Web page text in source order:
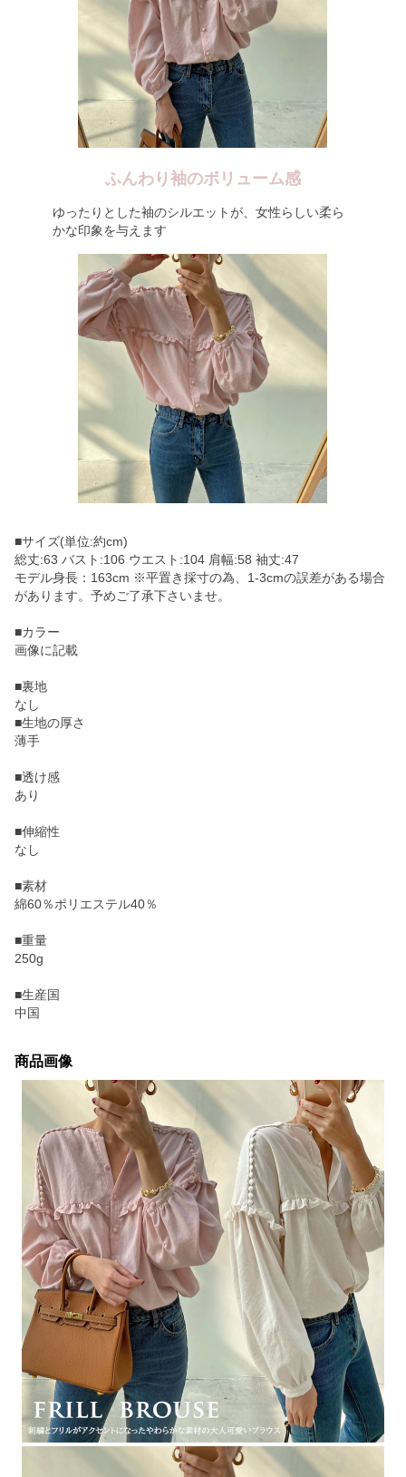
ふんわり袖のボリューム感
ゆったりとした袖のシルエットが、女性らしい柔ら
かな印象を与えます
■サイズ(単位:約cm)
総丈:63 バスト:106 ウエスト:104 肩幅:58 袖丈:47
モデル身長：163cm ※平置き採寸の為、1-3cmの誤差がある場合
があります。予めご了承下さいませ。
■カラー
画像に記載
■裏地
なし
■生地の厚さ
薄手
■透け感
あり
■伸縮性
なし
■素材
綿60％ポリエステル40％
■重量
250g
■生産国
中国
商品画像